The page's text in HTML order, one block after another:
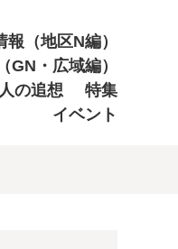
（地区N編）
GN・広域編）
の追想
特集
イベント